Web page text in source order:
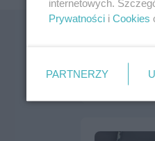
internetowych.
Prywatności i Cookies
PARTNERZY